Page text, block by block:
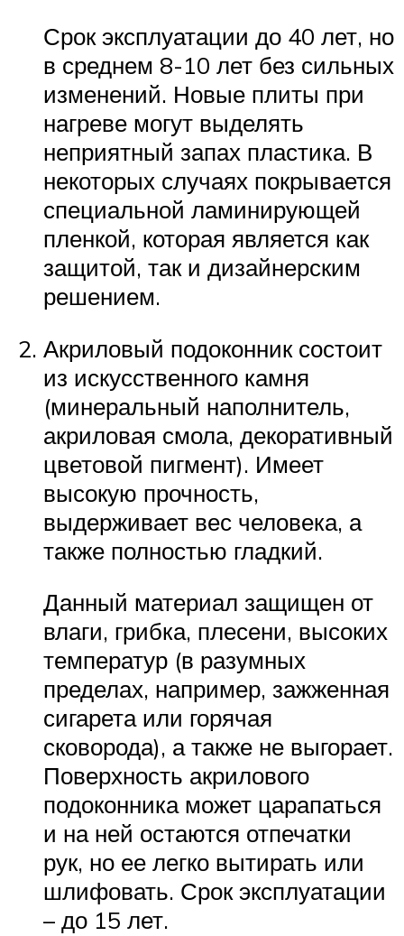
Срок эксплуатации до 40 лет, но
в среднем 8-10 лет без сильных
изменений. Новые плиты при
нагреве могут выделять
неприятный запах пластика. В
некоторых случаях покрывается
специальной ламинирующей
пленкой, которая является как
защитой, так и дизайнерским
решением.
Акриловый подоконник состоит
из искусственного камня
(минеральный наполнитель,
акриловая смола, декоративный
цветовой пигмент). Имеет
высокую прочность,
выдерживает вес человека, а
также полностью гладкий.
Данный материал защищен от
влаги, грибка, плесени, высоких
температур (в разумных
пределах, например, зажженная
сигарета или горячая
сковорода), а также не выгорает.
Поверхность акрилового
подоконника может царапаться
и на ней остаются отпечатки
рук, но ее легко вытирать или
шлифовать. Срок эксплуатации
– до 15 лет.